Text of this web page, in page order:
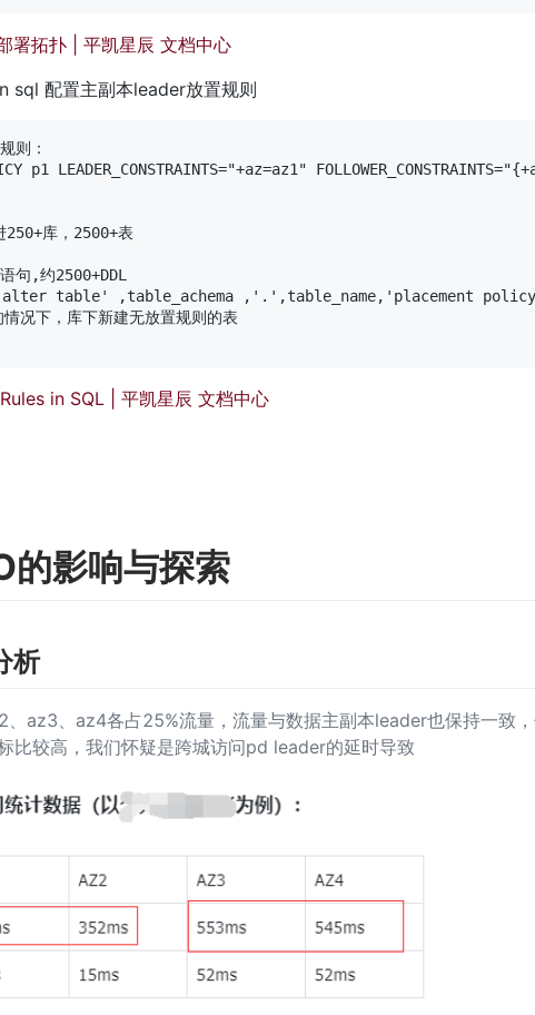
署拓扑 | 平凯星辰 文档中心
sql 配置主副本leader放置规则
则：
p1 LEADER_CONSTRAINTS="+az=az1"
250+库，2500+表
句,约2500+DDL
table' ,table_achema ,'.',table_name,'placement
况下，库下新建无放置规则的表
in SQL | 平凯星辰 文档中心
的影响与探索
析
az3、az4各占25%流量，流量与数据主副本leader也保持一致
比较高，我们怀疑是跨城访问pd leader的延时导致